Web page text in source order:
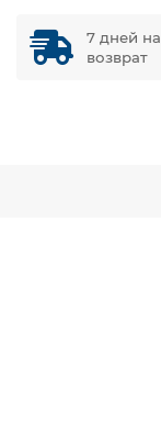
7 дней на
возврат